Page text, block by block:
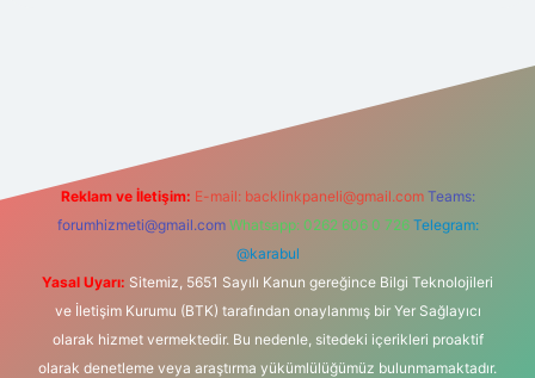
Reklam ve İletişim: E-mail: backlinkpaneli@gmail.com Teams:
forumhizmeti@gmail.com Whatsapp: 0262 606 0 726 Telegram:
@karabul
Yasal Uyarı: Sitemiz, 5651 Sayılı Kanun gereğince Bilgi Teknolojileri
ve İletişim Kurumu (BTK) tarafından onaylanmış bir Yer Sağlayıcı
olarak hizmet vermektedir. Bu nedenle, sitedeki içerikleri proaktif
olarak denetleme veya araştırma yükümlülüğümüz bulunmamaktadır.